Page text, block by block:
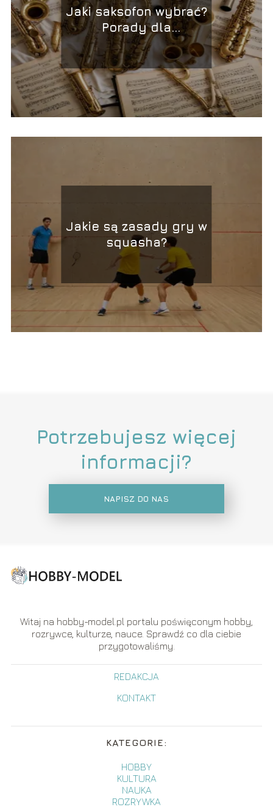
Jaki saksofon wybrać?
Porady dla
początkujących
Jakie są zasady gry w
squasha?
Potrzebujesz więcej
informacji?
NAPISZ DO NAS
Witaj na hobby-model.pl portalu poświęconym hobby,
rozrywce, kulturze, nauce. Sprawdź co dla ciebie
przygotowaliśmy.
REDAKCJA
KONTAKT
KATEGORIE:
HOBBY
KULTURA
NAUKA
ROZRYWKA